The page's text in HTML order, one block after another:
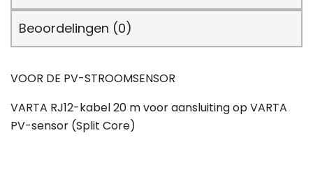
Beoordelingen (0)
VOOR DE PV-STROOMSENSOR
VARTA RJ12-kabel 20 m voor aansluiting op VARTA
PV-sensor (Split Core)